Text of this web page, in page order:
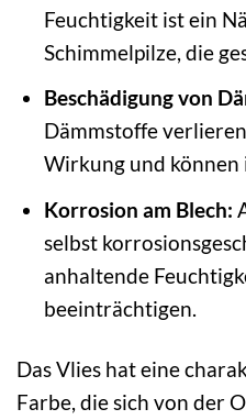
Feuchtigkeit ist ein
Schimmelpilze, die
Beschädigung von
Dämmstoffe
Wirkung und
Korrosion am Blech:
selbst
anhaltende
beeinträchtigen.
Das Vlies hat eine
Farbe, die sich von der